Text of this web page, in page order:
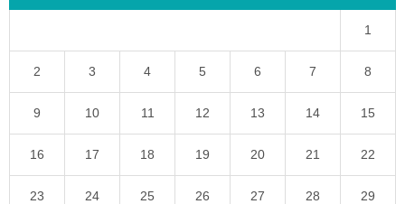
1
2 3 4 5 6 7 8
9 10 11 12 13 14 15
16 17 18 19 20 21 22
23 24 25 26 27 28 29